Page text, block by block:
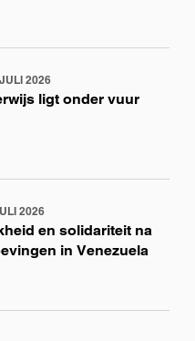
2026
ligt onder vuur
2026
en solidariteit na
in Venezuela